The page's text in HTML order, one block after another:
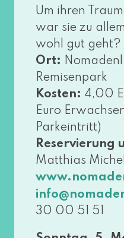
Um ihren
war sie zu
wohl gut geht?
Ort:
Remisenpark
Kosten: 4,00
Euro
Parkeintritt)
Reservierung
Matthias
30 00 51 51